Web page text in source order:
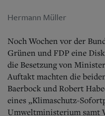
Berlin-
Danzig
Hermann Müller
Noch Wochen vor der
Grünen und FDP eine
die Besetzung von
Auftakt machten die
Baerbock und Robert
eines „Klimaschutz-
Umweltministerium samt